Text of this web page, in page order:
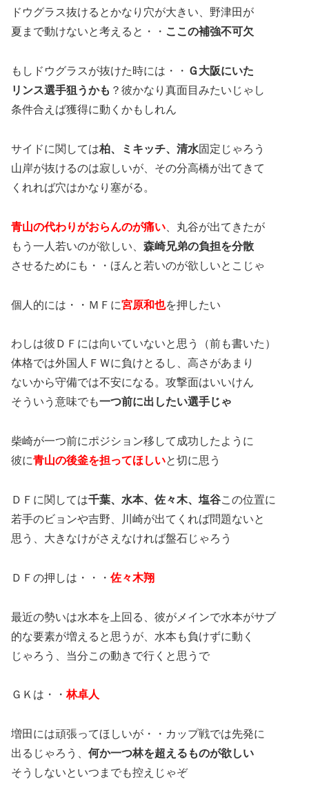
ドウグラス抜けるとかなり穴が大きい、野津田が
夏まで動けないと考えると・・ ここの補強不可欠
もしドウグラスが抜けた時には・・ Ｇ大阪にいた
リンス選手狙うかも ？彼かなり真面目みたいじゃし
条件合えば獲得に動くかもしれん
サイドに関しては柏、ミキッチ、清水固定じゃろう
山岸が抜けるのは寂しいが、その分高橋が出てきて
くれれば穴はかなり塞がる。
青山の代わりがおらんのが痛い 、丸谷が出てきたが
もう一人若いのが欲しい、 森崎兄弟の負担を分散
させるためにも・・ほんと若いのが欲しいとこじゃ
個人的には・・ＭＦに宮原和也を押したい
わしは彼ＤＦには向いていないと思う（前も書いた）
体格では外国人ＦＷに負けとるし、高さがあまり
ないから守備では不安になる。攻撃面はいいけん
そういう意味でも一つ前に出したい選手じゃ
柴崎が一つ前にポジション移して成功したように
彼に青山の後釜を担ってほしいと切に思う
ＤＦに関しては千葉、水本、佐々木、塩谷この位置に
若手のビョンや吉野、川崎が出てくれば問題ないと
思う、大きなけがさえなければ盤石じゃろう
ＤＦの押しは・・・ 佐々木翔
最近の勢いは水本を上回る、彼がメインで水本がサブ
的な要素が増えると思うが、水本も負けずに動く
じゃろう、当分この動きで行くと思うで
ＧＫは・・林卓人
増田には頑張ってほしいが・・カップ戦では先発に
出るじゃろう、 何か一つ林を超えるものが欲しい
そうしないといつまでも控えじゃぞ